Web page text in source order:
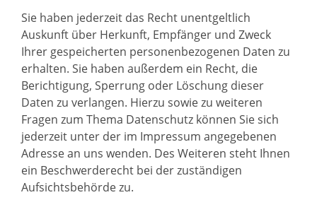
Sie haben jederzeit das Recht unentgeltlich
Auskunft über Herkunft, Empfänger und Zweck
Ihrer gespeicherten personenbezogenen Daten zu
erhalten. Sie haben außerdem ein Recht, die
Berichtigung, Sperrung oder Löschung dieser
Daten zu verlangen. Hierzu sowie zu weiteren
Fragen zum Thema Datenschutz können Sie sich
jederzeit unter der im Impressum angegebenen
Adresse an uns wenden. Des Weiteren steht Ihnen
ein Beschwerderecht bei der zuständigen
Aufsichtsbehörde zu.